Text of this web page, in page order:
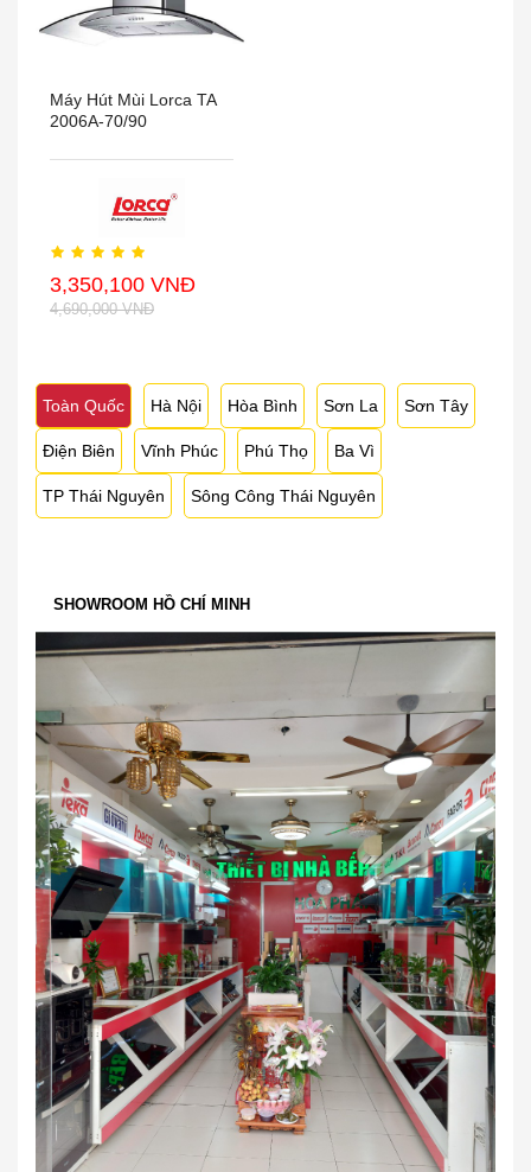
Máy Hút Mùi Lorca TA
2006A-70/90
3,350,100 VNĐ
4,690,000 VNĐ
Toàn Quốc Hà Nội Hòa Bình Sơn La Sơn Tây
Điện Biên Vĩnh Phúc Phú Thọ Ba Vì
TP Thái Nguyên Sông Công Thái Nguyên
SHOWROOM HỒ CHÍ MINH